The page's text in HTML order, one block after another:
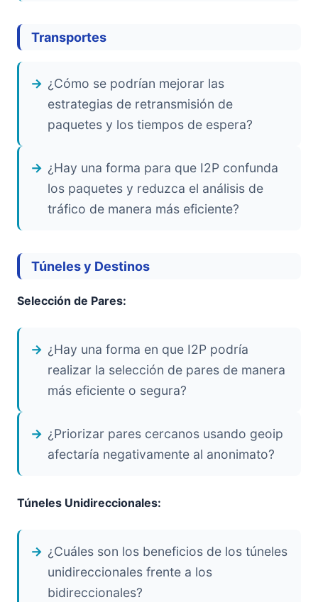
Transportes
¿Cómo se podrían mejorar las
estrategias de retransmisión de
paquetes y los tiempos de espera?
¿Hay una forma para que I2P confunda
los paquetes y reduzca el análisis de
tráfico de manera más eficiente?
Túneles y Destinos
Selección de Pares:
¿Hay una forma en que I2P podría
realizar la selección de pares de manera
más eficiente o segura?
¿Priorizar pares cercanos usando geoip
afectaría negativamente al anonimato?
Túneles Unidireccionales:
¿Cuáles son los beneficios de los túneles
unidireccionales frente a los
bidireccionales?